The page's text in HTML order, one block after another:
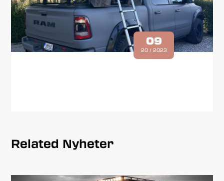
09
20 / 2023
Related Nyheter